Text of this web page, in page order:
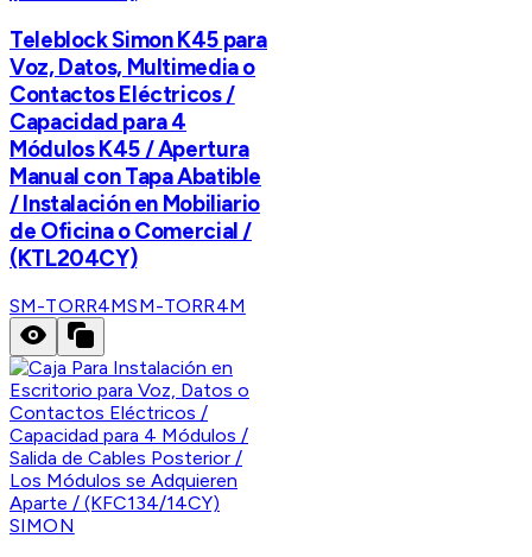
Teleblock Simon K45 para
Voz, Datos, Multimedia o
Contactos Eléctricos /
Capacidad para 4
Módulos K45 / Apertura
Manual con Tapa Abatible
/ Instalación en Mobiliario
de Oficina o Comercial /
(KTL204CY)
SM-TORR4MSM-TORR4M
SIMON